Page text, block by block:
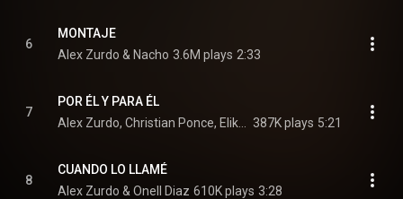
6
MONTAJE
Alex Zurdo & Nacho 3.6M plays 2:33
7
POR ÉL Y PARA ÉL
387K plays 5:21
8
CUANDO LO LLAMÉ
Alex Zurdo & Onell Diaz 610K plays 3:28